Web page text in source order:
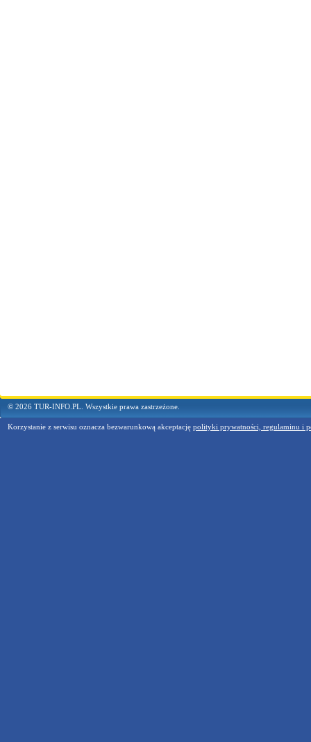
© 2026 TUR-INFO.PL. Wszystkie prawa zastrzeżone.
Korzystanie z serwisu oznacza bezwarunkową akceptację polityki prywatności, regulaminu i